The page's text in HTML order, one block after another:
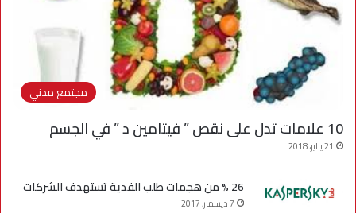
مجتمع مدني
10 علامات تدل على نقص ” فيتامين د ” في الجسم
21 يناير، 2018
26 % من هجمات طلب الفدية تستهدف الشركات
7 ديسمبر، 2017